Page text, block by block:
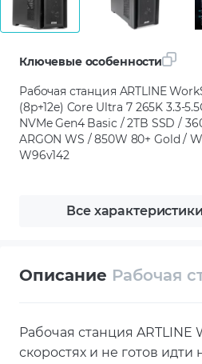
Ключевые особенности
Рабочая станция ARTLINE
(8p+12e) Core Ultra 7 265K 3.3-
NVMe Gen4 Basic / 2TB SSD /
ARGON WS / 850W 80+ Gold /
W96v142
Все характеристики
Описание Рабочая
Рабочая станция ARTLINE
скоростях и не готов